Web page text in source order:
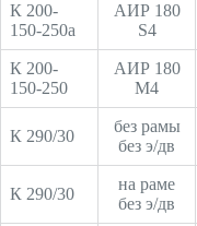
К 200-
150-250а
АИР 180
S4
К 200-
150-250
АИР 180
М4
К 290/30
без рамы
без э/дв
К 290/30
на раме
без э/дв